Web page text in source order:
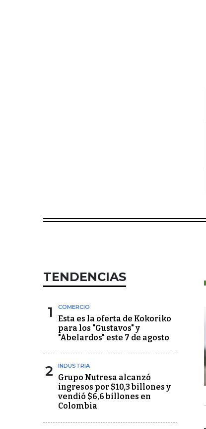
TENDENCIAS
1 COMERCIO
Esta es la oferta de Kokoriko
para los "Gustavos" y
"Abelardos" este 7 de agosto
2 INDUSTRIA
Grupo Nutresa alcanzó
ingresos por $10,3 billones y
vendió $6,6 billones en
Colombia